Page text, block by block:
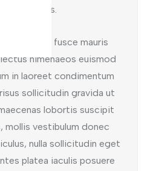
services.
torquent fusce mauris
himenaeos euismod
in laoreet condimentum
sollicitudin gravida ut
lobortis suscipit
mollis vestibulum donec
nulla sollicitudin eget
platea iaculis posuere